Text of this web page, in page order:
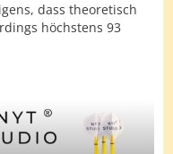
dass theoretisch
höchstens 93